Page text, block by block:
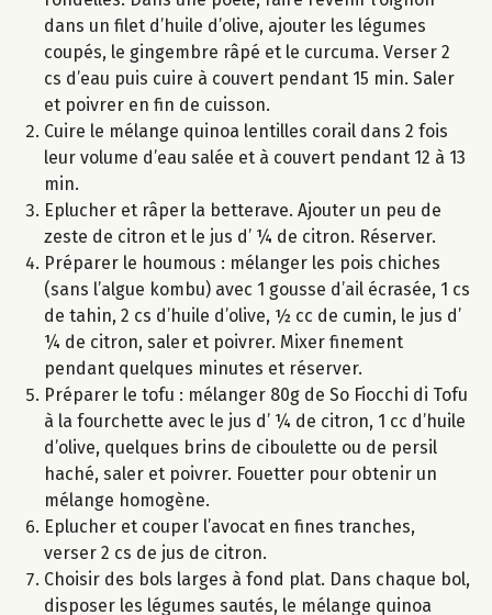
dans un filet d’huile d’olive, ajouter les légumes
coupés, le gingembre râpé et le curcuma. Verser 2
cs d’eau puis cuire à couvert pendant 15 min. Saler
et poivrer en fin de cuisson.
Cuire le mélange quinoa lentilles corail dans 2 fois
leur volume d’eau salée et à couvert pendant 12 à 13
min.
Eplucher et râper la betterave. Ajouter un peu de
zeste de citron et le jus d’ ¼ de citron. Réserver.
Préparer le houmous : mélanger les pois chiches
(sans l’algue kombu) avec 1 gousse d’ail écrasée, 1 cs
de tahin, 2 cs d’huile d’olive, ½ cc de cumin, le jus d’
¼ de citron, saler et poivrer. Mixer finement
pendant quelques minutes et réserver.
Préparer le tofu : mélanger 80g de So Fiocchi di Tofu
à la fourchette avec le jus d’ ¼ de citron, 1 cc d’huile
d’olive, quelques brins de ciboulette ou de persil
haché, saler et poivrer. Fouetter pour obtenir un
mélange homogène.
Eplucher et couper l’avocat en fines tranches,
verser 2 cs de jus de citron.
Choisir des bols larges à fond plat. Dans chaque bol,
disposer les légumes sautés, le mélange quinoa